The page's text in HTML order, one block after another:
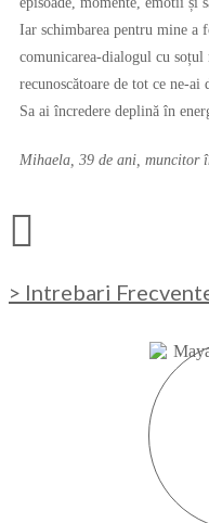
Iar schimbarea pentru mine a
comunicarea-dialogul cu
recunoscătoare de tot ce ne-ai
Sa ai încredere deplină în
Mihaela, 39 de ani, muncitor
> Intrebari